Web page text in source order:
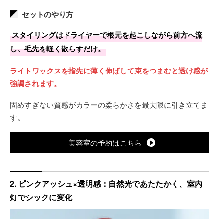
須です。
アッシュ成分が抜け始めるとピンクがベージュ寄りへ移行
し、約3〜4週間かけて穏やかにフェード。
根元は1か月ほどで差が見え始めるため、1か月あたりが染め
直しの合図。
セットのやり方
スタイリングはドライヤーで根元を起こしながら前方へ流
し、毛先を軽く散らすだけ。
ライトワックスを指先に薄く伸ばして束をつまむと透け感が
強調されます。
固めすぎない質感がカラーの柔らかさを最大限に引き立てま
す。
美容室の予約はこちら
2. ピンクアッシュ×透明感：自然光であたたかく、室内
灯でシックに変化